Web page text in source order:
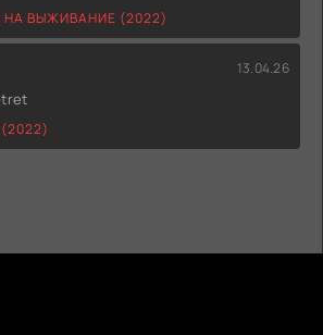
ВЫЖИВАНИЕ (2022)
13.04.26